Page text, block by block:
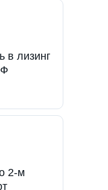
в лизинг
2-м